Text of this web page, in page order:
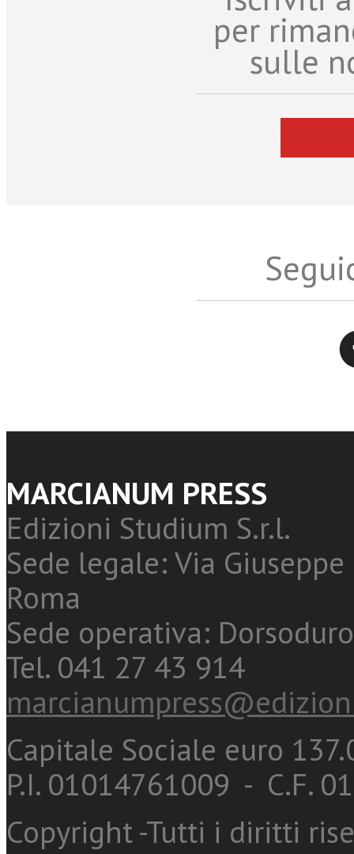
per
sulle
MARCIANUM PRESS
Edizioni Studium S.r.l.
Sede legale: Via
Roma
Sede operativa:
Tel. 041 27 43 914
Capitale Sociale euro
P.I. 01014761009 - C.F.
Copyright -Tutti i diritti